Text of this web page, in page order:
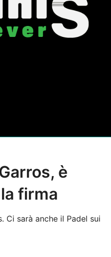
è
firma
Ci sarà anche il Padel sui